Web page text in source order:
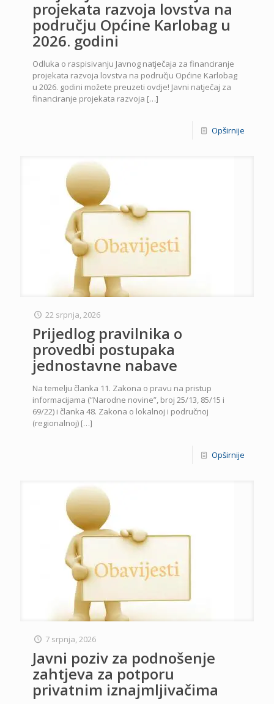
projekata razvoja lovstva na
području Općine Karlobag u
2026. godini
Odluka o raspisivanju Javnog natječaja za financiranje
projekata razvoja lovstva na području Općine Karlobag
u 2026. godini možete preuzeti ovdje! Javni natječaj za
financiranje projekata razvoja […]
Opširnije
22 srpnja, 2026
Prijedlog pravilnika o
provedbi postupaka
jednostavne nabave
Na temelju članka 11. Zakona o pravu na pristup
informacijama (”Narodne novine”, broj 25/13, 85/15 i
69/22) i članka 48. Zakona o lokalnoj i područnoj
(regionalnoj) […]
Opširnije
7 srpnja, 2026
Javni poziv za podnošenje
zahtjeva za potporu
privatnim iznajmljivačima